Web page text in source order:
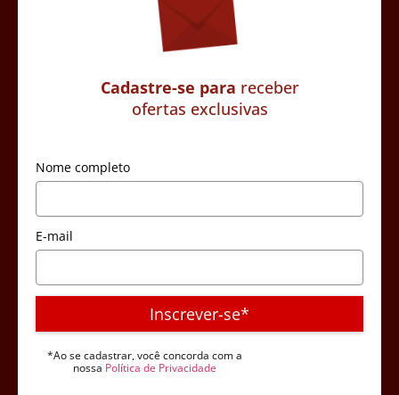
Cadastre-se para receber
ofertas exclusivas
Nome completo
E-mail
Inscrever-se*
*Ao se cadastrar, você concorda com a
nossa Política de Privacidade